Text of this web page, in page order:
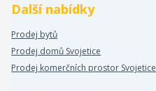
Další nabídky
Prodej bytů
Prodej domů Svojetice
Prodej komerčních prostor Svojetice